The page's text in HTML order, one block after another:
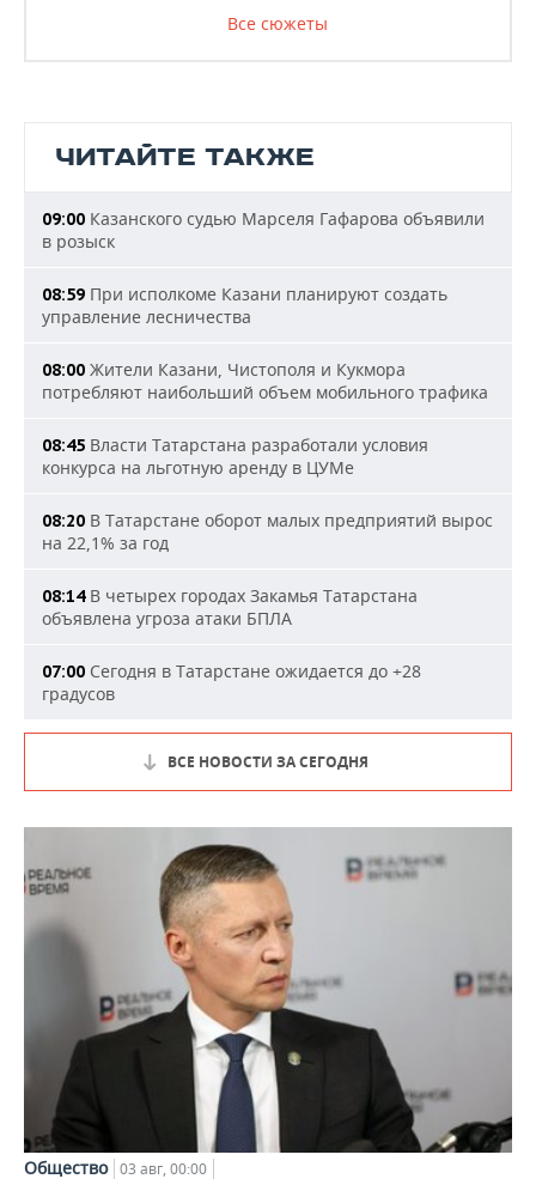
Все сюжеты
ЧИТАЙТЕ ТАКЖЕ
09:00 Казанского судью Марселя Гафарова объявили
в розыск
08:59 При исполкоме Казани планируют создать
управление лесничества
08:00 Жители Казани, Чистополя и Кукмора
потребляют наибольший объем мобильного трафика
08:45 Власти Татарстана разработали условия
конкурса на льготную аренду в ЦУМе
08:20 В Татарстане оборот малых предприятий вырос
на 22,1% за год
08:14В четырех городах Закамья Татарстана
объявлена угроза атаки БПЛА
07:00 Сегодня в Татарстане ожидается до +28
градусов
ВСЕ НОВОСТИ ЗА СЕГОДНЯ
Общество 03 авг, 00:00